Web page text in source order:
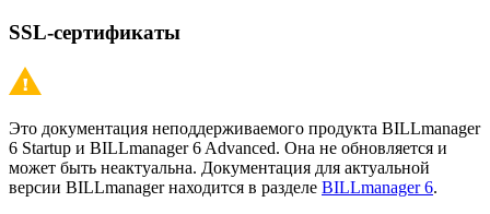
SSL-сертификаты
Это документация неподдерживаемого продукта BILLmanager
6 Startup и BILLmanager 6 Advanced. Она не обновляется и
может быть неактуальна. Документация для актуальной
версии BILLmanager находится в разделе BILLmanager 6.